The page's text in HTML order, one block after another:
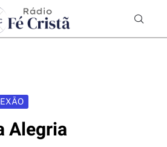
Alegria